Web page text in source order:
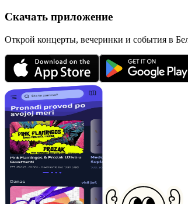
Скачать приложение
Открой концерты, вечеринки и события в